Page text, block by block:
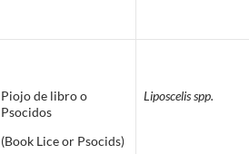
Piojo de libro o
Psocidos
(Book Lice or Psocids)
Liposcelis spp.